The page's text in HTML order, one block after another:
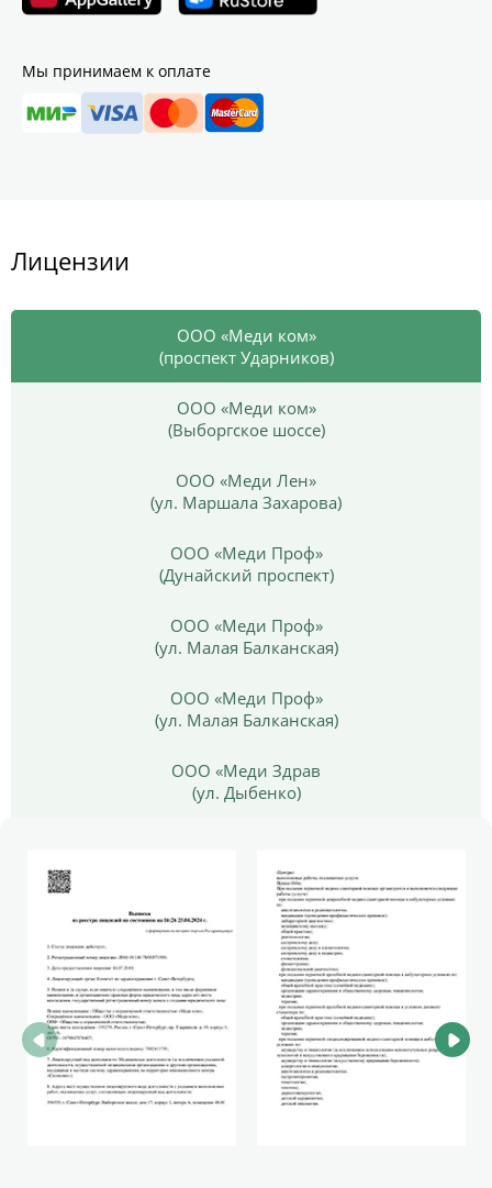
Мы принимаем к оплате
Лицензии
ООО «Меди ком»
(проспект Ударников)
ООО «Меди ком»
(Выборгское шоссе)
ООО «Меди Лен»
(ул. Маршала Захарова)
ООО «Меди Проф»
(Дунайский проспект)
ООО «Меди Проф»
(ул. Малая Балканская)
ООО «Меди Проф»
(ул. Малая Балканская)
ООО «Меди Здрав
(ул. Дыбенко)